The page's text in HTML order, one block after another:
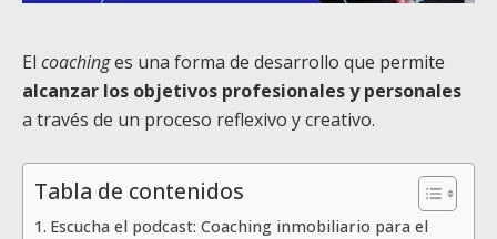
El coachinges una forma de desarrollo que permite
alcanzar los objetivos profesionales y personales
a través de un proceso reflexivo y creativo.
Tabla de contenidos
Escucha el podcast: Coaching inmobiliario para el